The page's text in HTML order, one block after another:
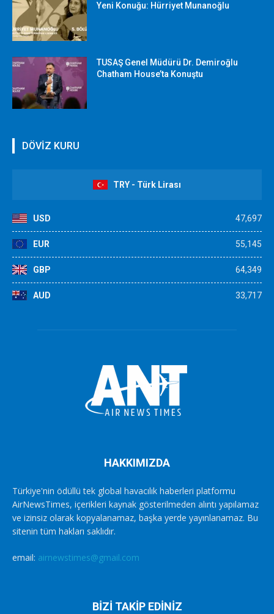
Yeni Konuğu: Hürriyet Munanoğlu
TUSAŞ Genel Müdürü Dr. Demiroğlu
Chatham House’ta Konuştu
DÖVİZ KURU
TRY - Türk Lirası
USD 47,697
EUR 55,145
GBP 64,349
AUD 33,717
HAKKIMIZDA
Türkiye'nin ödüllü tek global havacılık haberleri platformu
AirNewsTimes, içerikleri kaynak gösterilmeden alıntı yapılamaz
ve izinsiz olarak kopyalanamaz, başka yerde yayınlanamaz. Bu
sitenin tüm hakları saklıdır.
email: airnewstimes@gmail.com
BİZİ TAKİP EDİNİZ